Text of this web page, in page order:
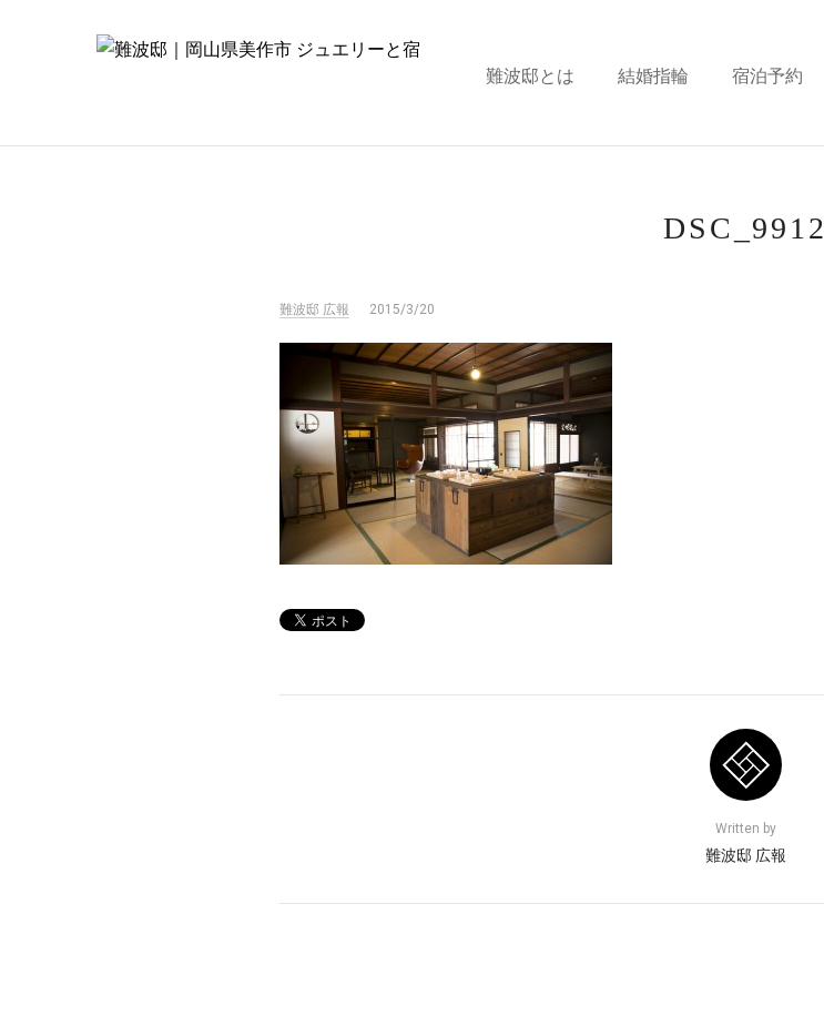
難波邸とは 結婚指輪 宿泊予約
DSC_9912
難波邸 広報 2015/3/20
Written by
難波邸 広報